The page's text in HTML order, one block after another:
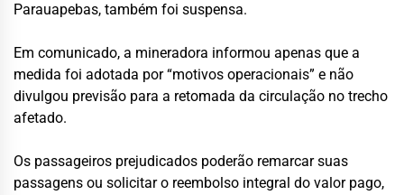
Parauapebas, também foi suspensa.
Em comunicado, a mineradora informou apenas que a
medida foi adotada por “motivos operacionais” e não
divulgou previsão para a retomada da circulação no trecho
afetado.
Os passageiros prejudicados poderão remarcar suas
passagens ou solicitar o reembolso integral do valor pago,